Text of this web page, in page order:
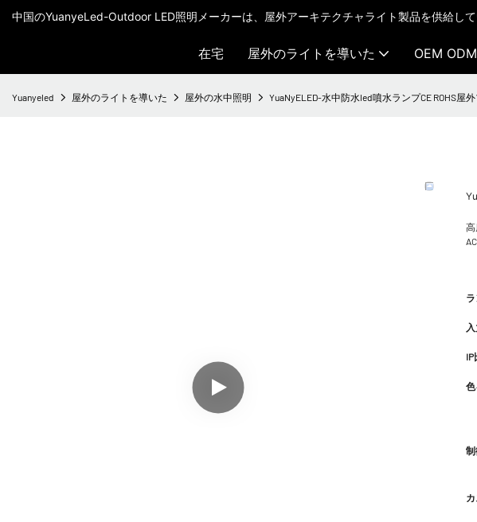
中国のYuanyeLed-Outdoor LED照明メーカーは、屋外アーキテクチャライト製品を供給して
在宅 屋外のライトを導いた OEM
Yuanyeled 屋外のライトを導いた 屋外の水中照明 YuaNyELED-水中防水led噴水ランプCE ROHS屋
IP
制